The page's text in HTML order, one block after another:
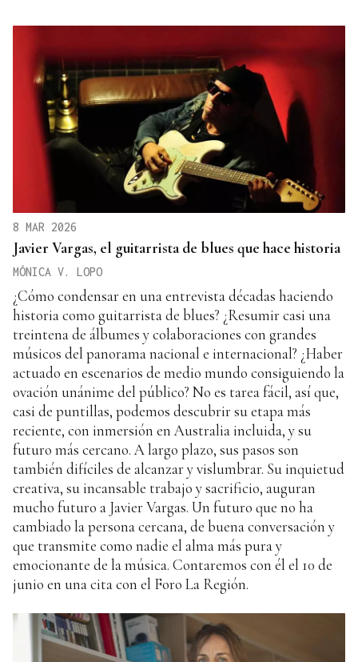
8 MAR 2026
Javier Vargas, el guitarrista de blues que hace historia
MÓNICA V. LOPO
¿Cómo condensar en una entrevista décadas haciendo
historia como guitarrista de blues? ¿Resumir casi una
treintena de álbumes y colaboraciones con grandes
músicos del panorama nacional e internacional? ¿Haber
actuado en escenarios de medio mundo consiguiendo la
ovación unánime del público? No es tarea fácil, así que,
casi de puntillas, podemos descubrir su etapa más
reciente, con inmersión en Australia incluida, y su
futuro más cercano. A largo plazo, sus pasos son
también difíciles de alcanzar y vislumbrar. Su inquietud
creativa, su incansable trabajo y sacrificio, auguran
mucho futuro a Javier Vargas. Un futuro que no ha
cambiado la persona cercana, de buena conversación y
que transmite como nadie el alma más pura y
emocionante de la música. Contaremos con él el 10 de
junio en una cita con el Foro La Región.